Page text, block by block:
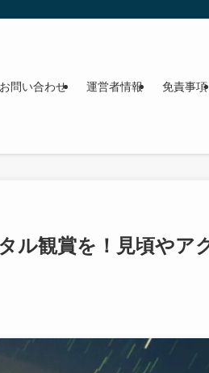
お問い合わせ 運営者情報 免責事項
ル観賞を！見頃やア